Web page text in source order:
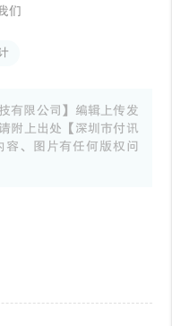
们
有限公司】编辑上传发
附上出处【深圳市付讯
、图片有任何版权问